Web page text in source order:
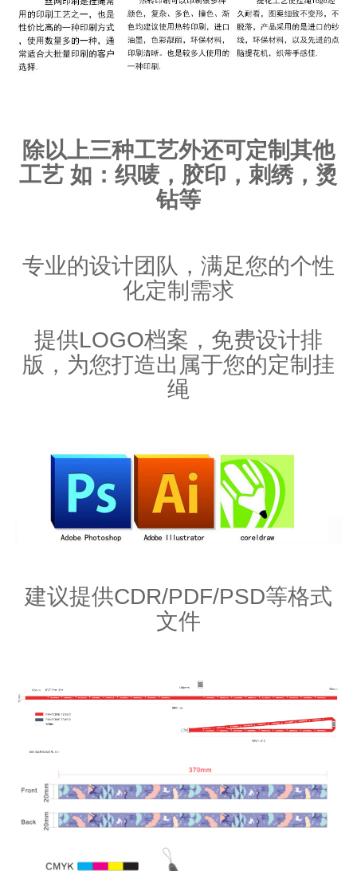
除以上三种工艺外还可定制其他
工艺 如：织唛，胶印，刺绣，烫
钻等
专业的设计团队，满足您的个性
化定制需求
提供LOGO档案，免费设计排
版，为您打造出属于您的定制挂
绳
建议提供CDR/PDF/PSD等格式
文件